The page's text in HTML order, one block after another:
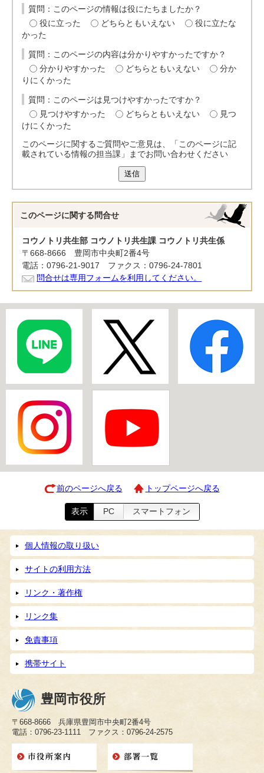
質問：このページの情報は役にたちましたか？
役に立った
どちらともいえない
役に立たな
かった
質問：このページの内容は分かりやすかったですか？
分かりやすかった
どちらともいえない
分か
りにくかった
質問：このページは見つけやすかったですか？
見つけやすかった
どちらともいえない
見つ
けにくかった
このページに関するご質問やご意見は、「このページに記
載されている情報の担当課」までお問い合わせください
送信
このページに関する 問合せ
コウノトリ共生部 コウノトリ共生課 コウノトリ共生係
〒668-8666 豊岡市中央町2番4号
電話：0796-21-9017 ファクス：0796-24-7801
問合せは専用フォームを利用してください。
前のページへ戻る トップページへ戻る
表示 PC スマートフォン
個人情報の取り扱い
サイトの利用方法
リンク・著作権
リンク集
免責事項
携帯サイト
豊岡市役所
〒668-8666 兵庫県豊岡市中央町2番4号
電話：0796-23-1111 ファクス：0796-24-2575